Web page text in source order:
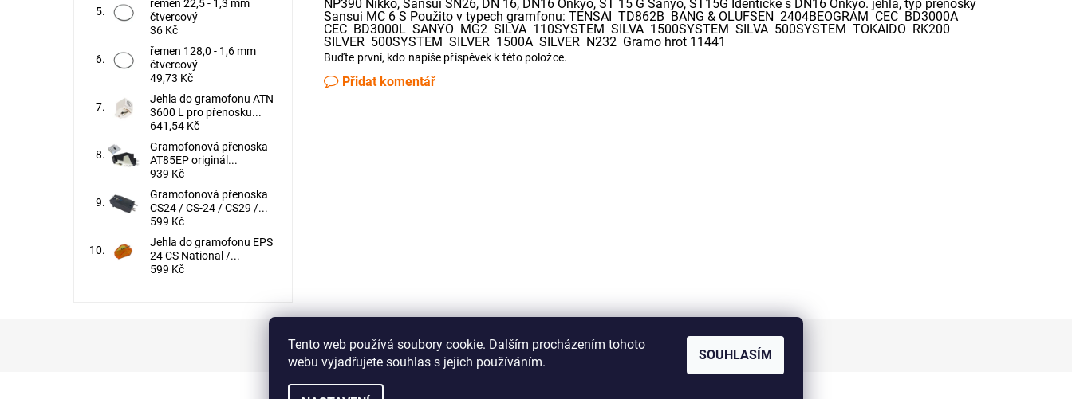
NP390 Nikko, Sansui SN26, DN 16, DN16 Onkyo, ST 15 G Sanyo, ST15G Identické s DN16 Onkyo. jehla, typ přenosky
Sansui MC 6 S Použito v typech gramfonu: TENSAI TD862B BANG & OLUFSEN 2404BEOGRAM CEC BD3000A
CEC BD3000L SANYO MG2 SILVA 110SYSTEM SILVA 1500SYSTEM SILVA 500SYSTEM TOKAIDO RK200
SILVER 500SYSTEM SILVER 1500A SILVER N232 Gramo hrot 11441
Buďte první, kdo napíše příspěvek k této položce.
Přidat komentář
řemen 22,5 - 1,3 mm
čtvercový
36 Kč
řemen 128,0 - 1,6 mm
čtvercový
49,73 Kč
Jehla do gramofonu ATN
3600 L pro přenosku...
641,54 Kč
Gramofonová přenoska
AT85EP originál...
939 Kč
Gramofonová přenoska
CS24 / CS-24 / CS29 /...
599 Kč
Jehla do gramofonu EPS
24 CS National /...
599 Kč
Jak správně změřit řemínek pro Vaše audio zařízení
Tento web používá soubory cookie. Dalším procházením tohoto
webu vyjadřujete souhlas s jejich používáním.
SOUHLASÍM